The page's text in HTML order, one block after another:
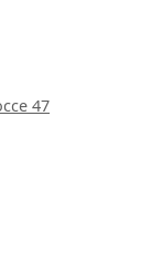
47